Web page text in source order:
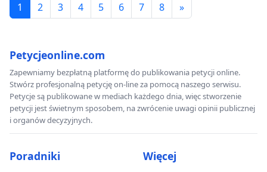
1 2 3 4 5 6 7 8 »
Petycjeonline.com
Zapewniamy bezpłatną platformę do publikowania petycji online.
Stwórz profesjonalną petycję on-line za pomocą naszego serwisu.
Petycje są publikowane w mediach każdego dnia, więc stworzenie
petycji jest świetnym sposobem, na zwrócenie uwagi opinii publicznej
i organów decyzyjnych.
Poradniki Więcej